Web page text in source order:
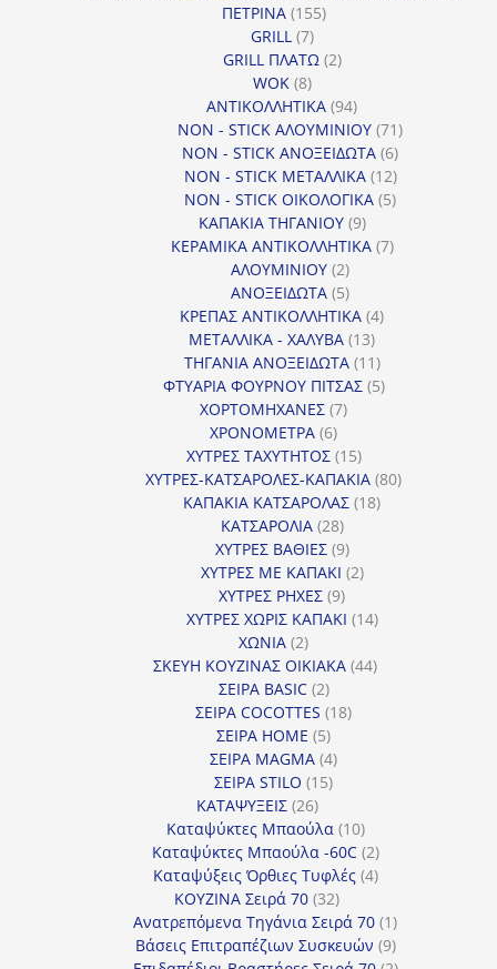
ΠΕΤΡΙΝΑ 155155
GRILL 77
προϊόντα
GRILL ΠΛΑΤΩ 22
WOK 88
προϊόντα
ΑΝΤΙΚΟΛΛΗΤΙΚΑ 9494
προϊόντα
NON - STICK ΑΛΟΥΜΙΝΙΟΥ 7171
προϊόντα
NON - STICK ΑΝΟΞΕΙΔΩΤΑ 66
προϊόντα
NON - STICK ΜΕΤΑΛΛΙΚΑ 1212
προϊόντα
NON - STICK ΟΙΚΟΛΟΓΙΚΑ 55
ΚΑΠΑΚΙΑ ΤΗΓΑΝΙΟΥ 99
προϊόντα
ΚΕΡΑΜΙΚΑ ΑΝΤΙΚΟΛΛΗΤΙΚΑ 77
ΑΛΟΥΜΙΝΙΟΥ 22
προϊόντα
ΑΝΟΞΕΙΔΩΤΑ 55
προϊόντα
ΚΡΕΠΑΣ ΑΝΤΙΚΟΛΛΗΤΙΚΑ 44
ΜΕΤΑΛΛΙΚΑ - ΧΑΛΥΒΑ 1313
προϊόντα
ΤΗΓΑΝΙΑ ΑΝΟΞΕΙΔΩΤΑ 1111
προϊόντα
ΦΤΥΑΡΙΑ ΦΟΥΡΝΟΥ ΠΙΤΣΑΣ 55
ΧΟΡΤΟΜΗΧΑΝΕΣ 77
ΧΡΟΝΟΜΕΤΡΑ 66
προϊόντα
ΧΥΤΡΕΣ ΤΑΧΥΤΗΤΟΣ 1515
προϊόντα
ΧΥΤΡΕΣ-ΚΑΤΣΑΡΟΛΕΣ-ΚΑΠΑΚΙΑ 8080
ΚΑΠΑΚΙΑ ΚΑΤΣΑΡΟΛΑΣ 1818
ΚΑΤΣΑΡΟΛΙΑ 2828
προϊόντα
ΧΥΤΡΕΣ ΒΑΘΙΕΣ 99
προϊόντα
ΧΥΤΡΕΣ ΜΕ ΚΑΠΑΚΙ 22
ΧΥΤΡΕΣ ΡΗΧΕΣ 99
προϊόντα
ΧΥΤΡΕΣ ΧΩΡΙΣ ΚΑΠΑΚΙ 1414
ΧΩΝΙΑ 22
προϊόντα
ΣΚΕΥΗ ΚΟΥΖΙΝΑΣ ΟΙΚΙΑΚΑ 4444
ΣΕΙΡΑ BASIC 22
προϊόντα
ΣΕΙΡΑ COCOTTES 1818
ΣΕΙΡΑ HOME 55
προϊόντα
ΣΕΙΡΑ MAGMA 44
προϊόντα
ΣΕΙΡΑ STILO 1515
ΚΑΤΑΨΥΞΕΙΣ 2626
προϊόντα
Καταψύκτες Μπαούλα 1010
προϊόντα
Καταψύκτες Μπαούλα -60C 22
προϊόντα
Καταψύξεις Όρθιες Τυφλές 44
ΚΟΥΖΙΝΑ Σειρά 70 3232
προϊόντα
Ανατρεπόμενα Τηγάνια Σειρά 70 11
προϊόν
Βάσεις Επιτραπέζιων Συσκευών 99